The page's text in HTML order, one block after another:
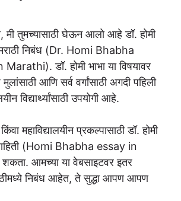
तुमच्यासाठी घेऊन आलो आहे डॉ. होमी
मराठी निबंध (Dr. Homi Bhabha
डॉ. होमी भाभा या विषयावर
आणि सर्व वर्गांसाठी अगदी पहिली
विद्यार्थ्यांसाठी उपयोगी आहे.
महाविद्यालयीन प्रकल्पासाठी डॉ. होमी
माहिती (Homi Bhabha essay in
आमच्या या वेबसाइटवर इतर
निबंध आहेत, ते सुद्धा आपण आपण